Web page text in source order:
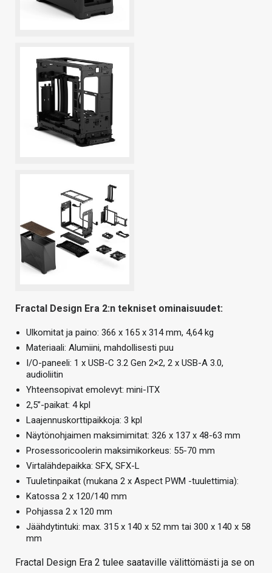
Fractal Design Era 2:n tekniset ominaisuudet:
Ulkomitat ja paino: 366 x 165 x 314 mm, 4,64 kg
Materiaali: Alumiini, mahdollisesti puu
I/O-paneeli: 1 x USB-C 3.2 Gen 2×2, 2 x USB-A 3.0,
audioliitin
Yhteensopivat emolevyt: mini-ITX
2,5”-paikat: 4 kpl
Laajennuskorttipaikkoja: 3 kpl
Näytönohjaimen maksimimitat: 326 x 137 x 48-63 mm
Prosessoricoolerin maksimikorkeus: 55-70 mm
Virtalähdepaikka: SFX, SFX-L
Tuuletinpaikat (mukana 2 x Aspect PWM -tuulettimia):
Katossa 2 x 120/140 mm
Pohjassa 2 x 120 mm
Jäähdytintuki: max. 315 x 140 x 52 mm tai 300 x 140 x 58
mm
Fractal Design Era 2 tulee saataville välittömästi ja se on